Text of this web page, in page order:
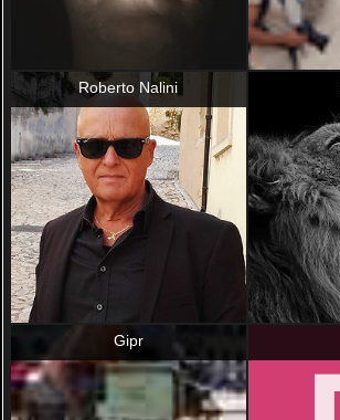
Roberto Nalini
Gipr